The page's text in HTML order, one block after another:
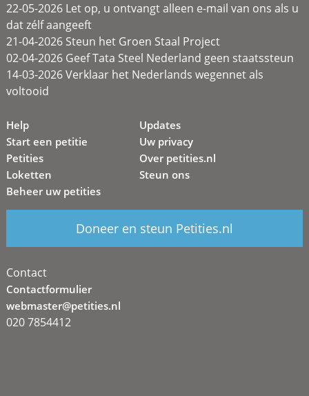
22-05-2026 Let op, u ontvangt alleen e-mail van ons als u
dat zélf aangeeft
21-04-2026 Steun het Groen Staal Project
02-04-2026 Geef Tata Steel Nederland geen staatssteun
14-03-2026 Verklaar het Nederlands wegennet als
voltooid
Help
Start een petitie
Petities
Loketten
Beheer uw petities
Updates
Uw privacy
Over petities.nl
Steun ons
Doneer en steun Petities.nl
Contact
Contactformulier
webmaster@petities.nl
020 7854412